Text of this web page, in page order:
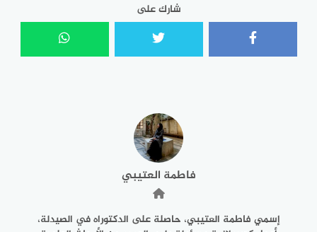
شارك على
فاطمة العتيبي
إسمي فاطمة العتيبي، حاصلة على الدكتوراه في الصيدلة،